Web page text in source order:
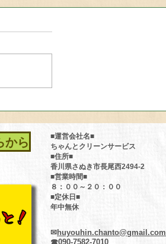
思ったら『ちゃんとクリーン
サービス』にお電話下さい^ ^
から
■運営会社名■
ちゃんとクリーンサービス
■住所■
香川県さぬき市長尾西2494-2
■営業時間■
８：００～２０：００
■定休日■
年中無休​
✉huyouhin.chanto@gmail.com
☎090-7582-7010